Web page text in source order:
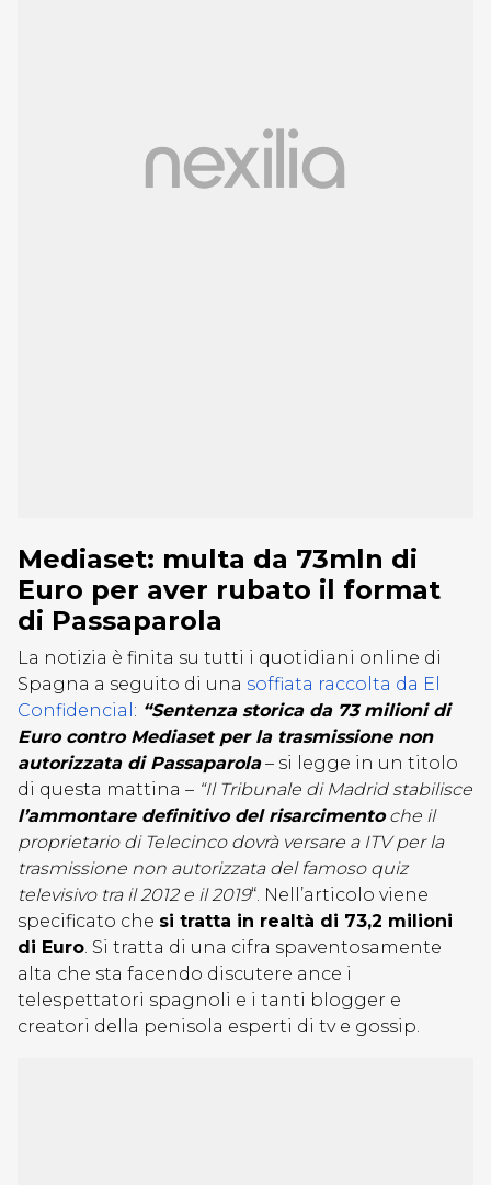
Mediaset: multa da 73mln di
Euro per aver rubato il format
di Passaparola
La notizia è finita su tutti i quotidiani online di
Spagna a seguito di una soffiata raccolta da El
Confidencial : “Sentenza storica da 73 milioni di
Euro contro Mediaset per la trasmissione non
autorizzata di Passaparola– si legge in un titolo
di questa mattina – “Il Tribunale di Madrid stabilisce
l’ammontare definitivo del risarcimentoche il
proprietario di Telecinco dovrà versare a ITV per la
trasmissione non autorizzata del famoso quiz
televisivo tra il 2012 e il 2019“. Nell’articolo viene
specificato che si tratta in realtà di 73,2 milioni
di Euro. Si tratta di una cifra spaventosamente
alta che sta facendo discutere ance i
telespettatori spagnoli e i tanti blogger e
creatori della penisola esperti di tv e gossip.